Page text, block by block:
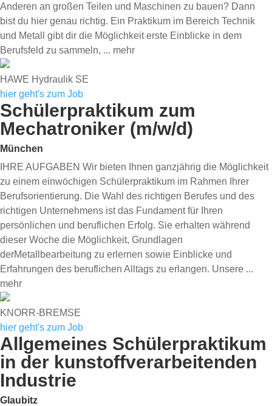
Anderen an großen Teilen und Maschinen zu bauen? Dann
bist du hier genau richtig. Ein Praktikum im Bereich Technik
und Metall gibt dir die Möglichkeit erste Einblicke in dem
Berufsfeld zu sammeln, ... mehr
HAWE Hydraulik SE
hier geht's zum Job
Schülerpraktikum zum
Mechatroniker (m/w/d)
München
IHRE AUFGABEN Wir bieten Ihnen ganzjährig die Möglichkeit
zu einem einwöchigen Schülerpraktikum im Rahmen Ihrer
Berufsorientierung. Die Wahl des richtigen Berufes und des
richtigen Unternehmens ist das Fundament für Ihren
persönlichen und beruflichen Erfolg. Sie erhalten während
dieser Woche die Möglichkeit, Grundlagen
derMetallbearbeitung zu erlernen sowie Einblicke und
Erfahrungen des beruflichen Alltags zu erlangen. Unsere ...
mehr
KNORR-BREMSE
hier geht's zum Job
Allgemeines Schülerpraktikum
in der kunstoffverarbeitenden
Industrie
Glaubitz